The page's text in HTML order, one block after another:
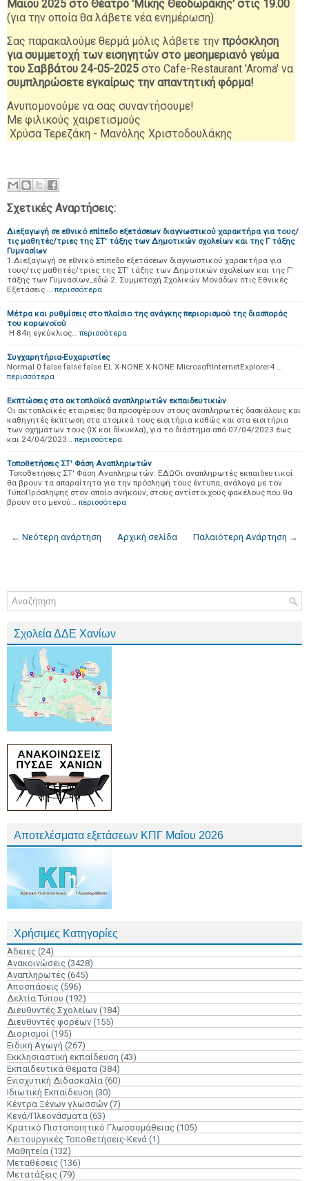
Μαΐου 2025 στο Θέατρο 'Μίκης Θεοδωράκης' στις 19.00
(για την οποία θα λάβετε νέα ενημέρωση).
Σας παρακαλούμε θερμά μόλις λάβετε την πρόσκληση
για συμμετοχή των εισηγητών στο μεσημεριανό γεύμα
του Σαββάτου 24-05-2025 στο Cafe-Restaurant 'Aroma' να
συμπληρώσετε εγκαίρως την απαντητική φόρμα!
Ανυπομονούμε να σας συναντήσουμε!
Με φιλικούς χαιρετισμούς
Χρύσα Τερεζάκη - Μανόλης Χριστοδουλάκης
Σχετικές Αναρτήσεις:
Διεξαγωγή σε εθνικό επίπεδο εξετάσεων διαγνωστικού χαρακτήρα για τους/
τις μαθητές/τριες της ΣΤ' τάξης των Δημοτικών σχολείων και της Γ τάξης
Γυμνασίων
1.Διεξαγωγή σε εθνικό επίπεδο εξετάσεων διαγνωστικού χαρακτήρα για
τους/τις μαθητές/τριες της ΣΤ’ τάξης των Δημοτικών σχολείων και της Γ’
τάξης των Γυμνασίων_εδώ 2. Συμμετοχή Σχολικών Μονάδων στις Εθνικές
Εξετάσεις … περισσότερα
Μέτρα και ρυθμίσεις στο πλαίσιο της ανάγκης περιορισμού της διασποράς
του κορωνοϊού
Η 84η εγκύκλιος… περισσότερα
Συγχαρητήρια-Ευχαριστίες
Normal 0 false false false EL X-NONE X-NONE MicrosoftInternetExplorer4 …
περισσότερα
Eκπτώσεις στα ακτοπλοϊκά αναπληρωτών εκπαιδευτικών
Οι ακτοπλοϊκές εταιρείες θα προσφέρουν στους αναπληρωτές δασκάλους και
καθηγητές έκπτωση στα ατομικά τους εισιτήρια καθώς και στα εισιτήρια
των οχημάτων τους (ΙΧ και δίκυκλα), για το διάστημα από 07/04/2023 έως
και 24/04/2023… περισσότερα
Τοποθετήσεις ΣΤ' Φάση Αναπληρωτών
Τοποθετήσεις ΣΤ' Φάση Αναπληρωτών: ΕΔΩΟι αναπληρωτές εκπαιδευτικοί
θα βρουν τα απαραίτητα για την πρόσληψή τους έντυπα, ανάλογα με τον
ΤύποΠρόσληψης στον οποίο ανήκουν, στους αντίστοιχους φακέλους που θα
βρουν στο μενού… περισσότερα
← Νεότερη ανάρτηση Παλαιότερη Ανάρτηση →
Αρχική σελίδα
Σχολεία ΔΔΕ Χανίων
Αποτελέσματα εξετάσεων ΚΠΓ Μαΐου 2026
Χρήσιμες Κατηγορίες
Άδειες (24)
Ανακοινώσεις (3428)
Αναπληρωτές (645)
Αποσπάσεις (596)
Δελτία Τύπου (192)
Διευθυντές Σχολείων (184)
Διευθυντές φορέων (155)
Διορισμοί (195)
Ειδική Αγωγή (267)
Εκκλησιαστική εκπαίδευση (43)
Εκπαιδευτικά Θέματα (384)
Ενισχυτική Διδασκαλία (60)
Ιδιωτική Εκπαίδευση (30)
Κέντρα Ξένων γλωσσών (7)
Κενά/Πλεονάσματα (63)
Κρατικό Πιστοποιητικό Γλωσσομάθειας (105)
Λειτουργικές Τοποθετήσεις-Κενά (1)
Μαθητεία (132)
Μεταθέσεις (136)
Μετατάξεις (79)